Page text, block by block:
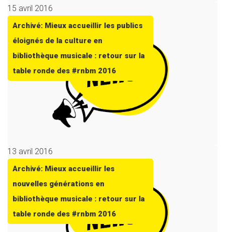
15 avril 2016
Archivé: Mieux accueillir les publics
éloignés de la culture en
bibliothèque musicale : retour sur la
table ronde des #rnbm 2016
13 avril 2016
Archivé: Mieux accueillir les
nouvelles générations en
bibliothèque musicale : retour sur la
table ronde des #rnbm 2016